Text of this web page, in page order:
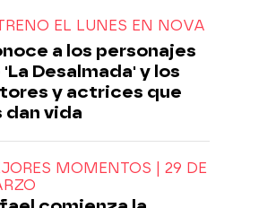
EL LUNES EN NOVA
a los personajes
'La Desalmada' y los
y actrices que
dan vida
MOMENTOS | 29 DE